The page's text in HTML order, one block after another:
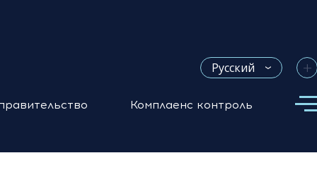
Русский +
Комплаенс контроль